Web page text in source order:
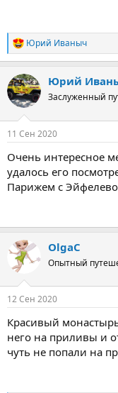
Р
е
к
ц
и
Юрий Иваныч
Юрий
Заслуженный
11 Сен 2020
Очень интересное
удалось его
Парижем с
OlgaС
Опытный
12 Сен 2020
Красивый
него на приливы и
чуть не попали на